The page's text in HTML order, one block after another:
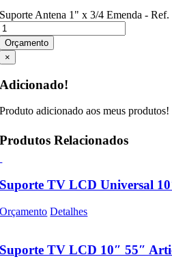
Suporte Antena 1" x 3/4 Emenda -
Orçamento
×
Adicionado!
Produto adicionado aos meus produtos!
Produtos Relacionados
Suporte TV LCD Universal
Orçamento Detalhes
Suporte TV LCD 10″ 55″